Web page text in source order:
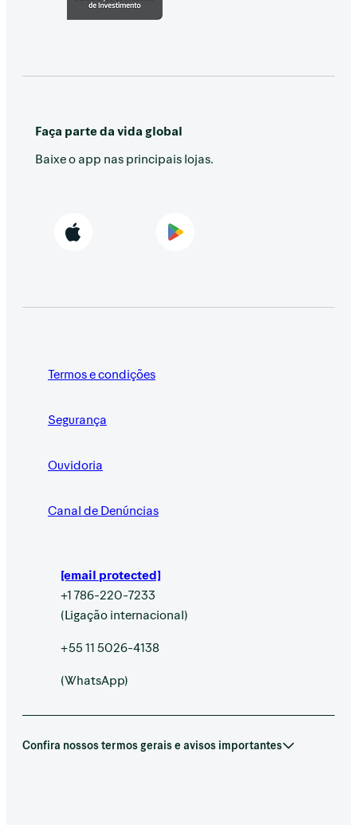
Faça parte da vida global
Baixe o app nas principais lojas.
Termos e condições
Segurança
Ouvidoria
Canal de Denúncias
[email protected]
+1 786-220-7233
(Ligação internacional)
+55 11 5026-4138
(WhatsApp)
Confira nossos termos gerais e avisos importantes